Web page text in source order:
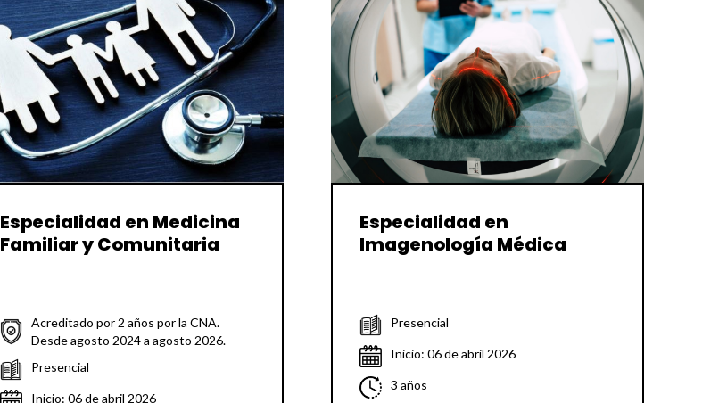
Especialidad en Medicina
Familiar y Comunitaria
Acreditado por 2 años por la CNA.
Desde agosto 2024 a agosto 2026.
Presencial
Inicio: 06 de abril 2026
Especialidad en
Imagenología Médica
Presencial
Inicio: 06 de abril 2026
3 años